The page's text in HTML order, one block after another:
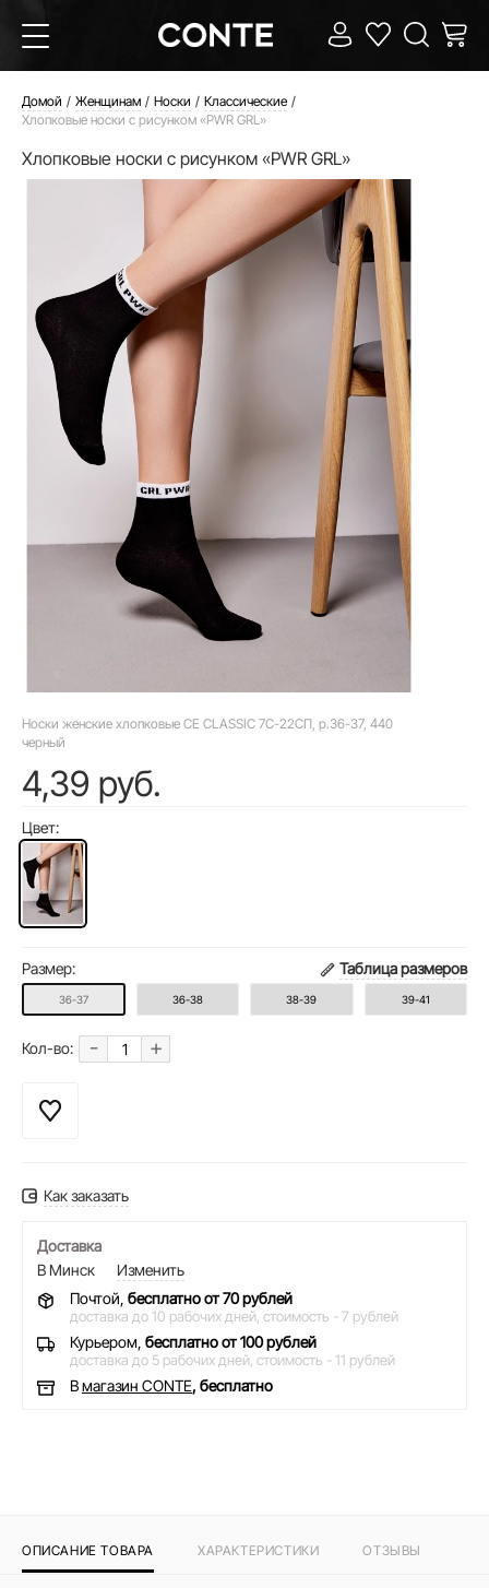
Домой Женщинам Носки
Классические
Хлопковые носки с рисунком «PWR GRL»
Хлопковые носки с рисунком «PWR GRL»
Носки женские хлопковые CE CLASSIC 7С-22СП, р.36-37, 440
черный
4,39 руб.
Цвет:
Размер: Таблица размеров
36-37 36-38 38-39 39-41
Кол-во: - +
Как заказать
Доставка
В Минск
Изменить
Почтой, бесплатно от 70 рублей
доставка до 10 рабочих дней, стоимость - 7 рублей
Курьером, бесплатно от 100 рублей
доставка до 5 рабочих дней, стоимость - 11 рублей
Вмагазин CONTE, бесплатно
ОПИСАНИЕ ТОВАРА ХАРАКТЕРИСТИКИ ОТЗЫВЫ